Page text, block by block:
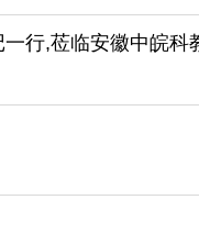
行,莅临安徽中皖科